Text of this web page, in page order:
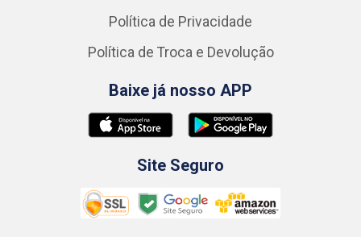
Política de Privacidade
Política de Troca e Devolução
Baixe já nosso APP
Site Seguro